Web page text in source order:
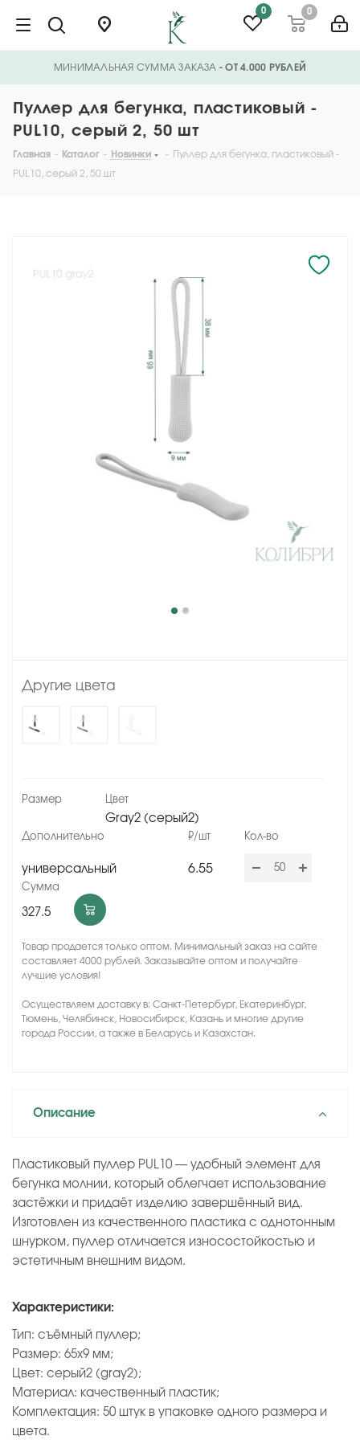
0 0
МИНИМАЛЬНАЯ СУММА ЗАКАЗА - ОТ 4.000 РУБЛЕЙ
Пуллер для бегунка, пластиковый -
PUL10, серый 2, 50 шт
Главная - Каталог - Новинки - Пуллер для бегунка, пластиковый -
PUL10, серый 2, 50 шт
Другие цвета
Gray2 (серый2)
универсальный 6.55
327.5
Товар продается только оптом. Минимальный заказ на сайте
составляет 4000 рублей. Заказывайте оптом и получайте
лучшие условия!
Осуществляем доставку в: Санкт-Петербург, Екатеринбург,
Тюмень, Челябинск, Новосибирск, Казань и многие другие
города России, а также в Беларусь и Казахстан.
Описание
Пластиковый пуллер PUL10 — удобный элемент для
бегунка молнии, который облегчает использование
застёжки и придаёт изделию завершённый вид.
Изготовлен из качественного пластика с однотонным
шнурком, пуллер отличается износостойкостью и
эстетичным внешним видом.
Характеристики:
Тип: съёмный пуллер;
Размер: 65х9 мм;
Цвет: серый2 (gray2);
Материал: качественный пластик;
Комплектация: 50 штук в упаковке одного размера и
цвета.